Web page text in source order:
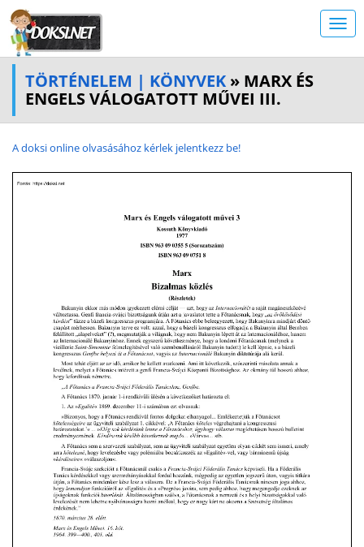
TÖRTÉNELEM | KÖNYVEK » MARX ÉS
ENGELS VÁLOGATOTT MŰVEI III.
A doksi online olvasásához kérlek jelentkezz be!